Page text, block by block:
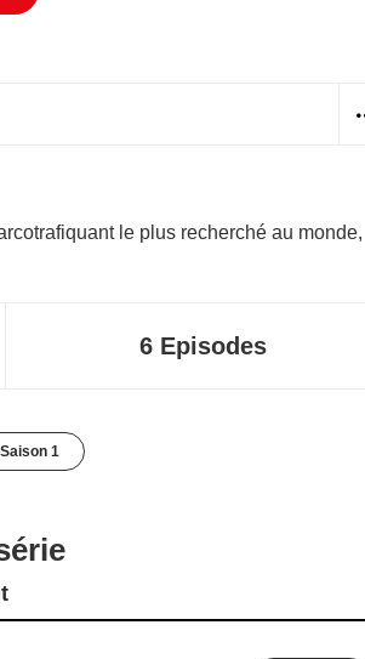
le plus recherché au monde,
6 Episodes
1